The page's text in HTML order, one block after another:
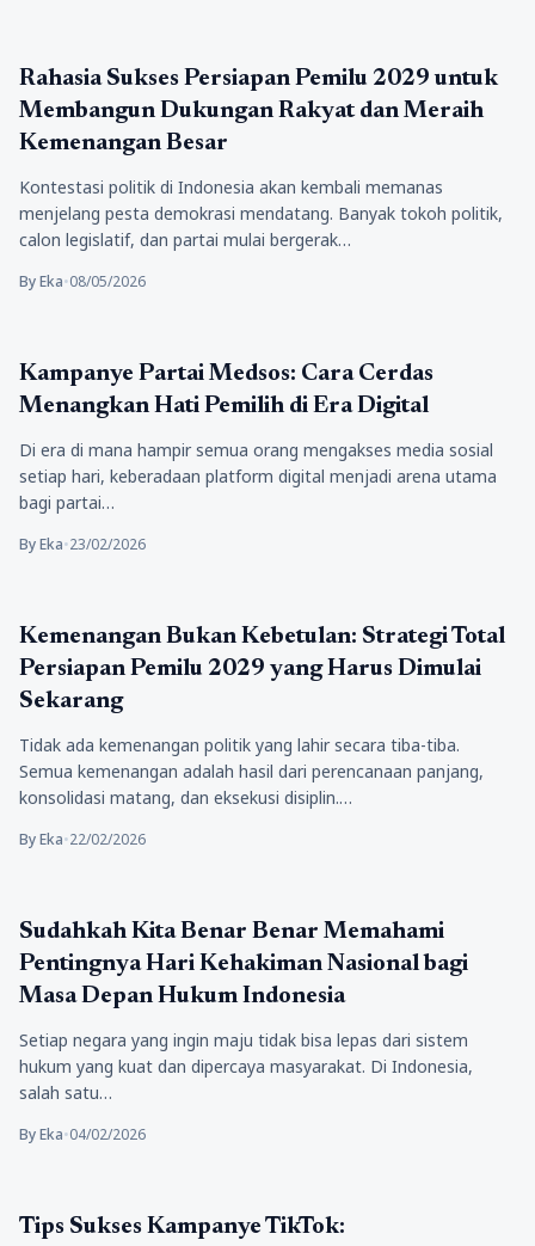
Berita
Rahasia Sukses Persiapan Pemilu 2029 untuk
Membangun Dukungan Rakyat dan Meraih
Kemenangan Besar
Kontestasi politik di Indonesia akan kembali memanas
menjelang pesta demokrasi mendatang. Banyak tokoh politik,
calon legislatif, dan partai mulai bergerak…
By Eka•08/05/2026
Berita
Kampanye Partai Medsos: Cara Cerdas
Menangkan Hati Pemilih di Era Digital
Di era di mana hampir semua orang mengakses media sosial
setiap hari, keberadaan platform digital menjadi arena utama
bagi partai…
By Eka•23/02/2026
Berita
Kemenangan Bukan Kebetulan: Strategi Total
Persiapan Pemilu 2029 yang Harus Dimulai
Sekarang
Tidak ada kemenangan politik yang lahir secara tiba-tiba.
Semua kemenangan adalah hasil dari perencanaan panjang,
konsolidasi matang, dan eksekusi disiplin.…
By Eka•22/02/2026
Berita
Sudahkah Kita Benar Benar Memahami
Pentingnya Hari Kehakiman Nasional bagi
Masa Depan Hukum Indonesia
Setiap negara yang ingin maju tidak bisa lepas dari sistem
hukum yang kuat dan dipercaya masyarakat. Di Indonesia,
salah satu…
By Eka•04/02/2026
Berita
Tips Sukses Kampanye TikTok: